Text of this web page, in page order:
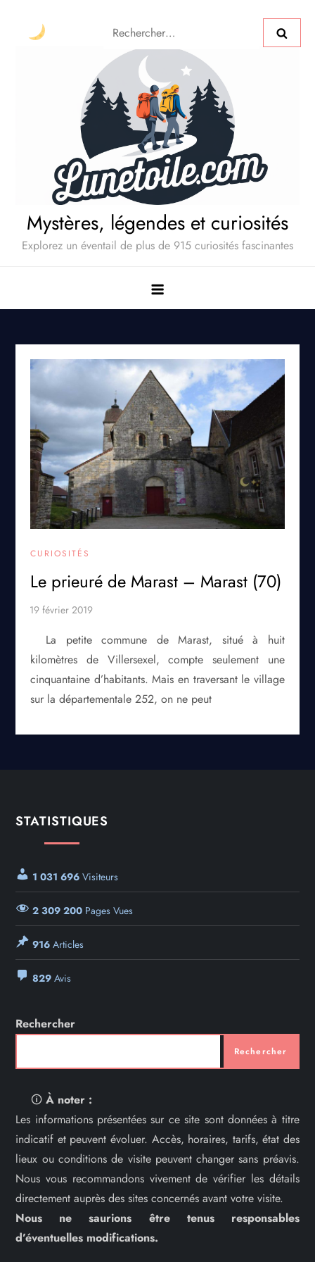
Mystères, légendes et curiosités
Explorez un éventail de plus de 915 curiosités fascinantes
CURIOSITÉS
Le prieuré de Marast – Marast (70)
La petite commune de Marast, situé à huit
kilomètres de Villersexel, compte seulement une
cinquantaine d’habitants. Mais en traversant le village
sur la départementale 252, on ne peut
STATISTIQUES
1 031 696 Visiteurs
2 309 200 Pages Vues
916 Articles
829 Avis
Rechercher
Rechercher
🛈À noter :
Les informations présentées sur ce site sont données à titre
indicatif et peuvent évoluer. Accès, horaires, tarifs, état des
lieux ou conditions de visite peuvent changer sans préavis.
Nous vous recommandons vivement de vérifier les détails
directement auprès des sites concernés avant votre visite.
Nous ne saurions être tenus responsables
d’éventuelles modifications.